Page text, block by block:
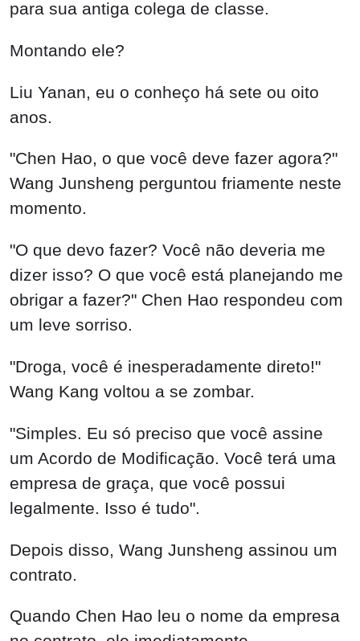
para sua antiga colega de classe.
Montando ele?
Liu Yanan, eu o conheço há sete ou oito
anos.
"Chen Hao, o que você deve fazer agora?"
Wang Junsheng perguntou friamente neste
momento.
"O que devo fazer? Você não deveria me
dizer isso? O que você está planejando me
obrigar a fazer?" Chen Hao respondeu com
um leve sorriso.
"Droga, você é inesperadamente direto!"
Wang Kang voltou a se zombar.
"Simples. Eu só preciso que você assine
um Acordo de Modificação. Você terá uma
empresa de graça, que você possui
legalmente. Isso é tudo".
Depois disso, Wang Junsheng assinou um
contrato.
Quando Chen Hao leu o nome da empresa